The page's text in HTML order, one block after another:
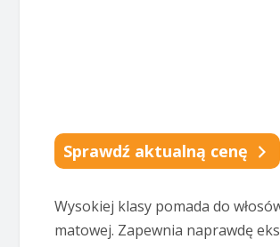
Sprawdź aktualną cenę
Wysokiej klasy pomada do
matowej. Zapewnia naprawdę